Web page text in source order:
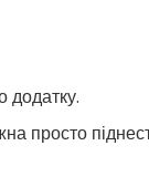
додатку.
просто